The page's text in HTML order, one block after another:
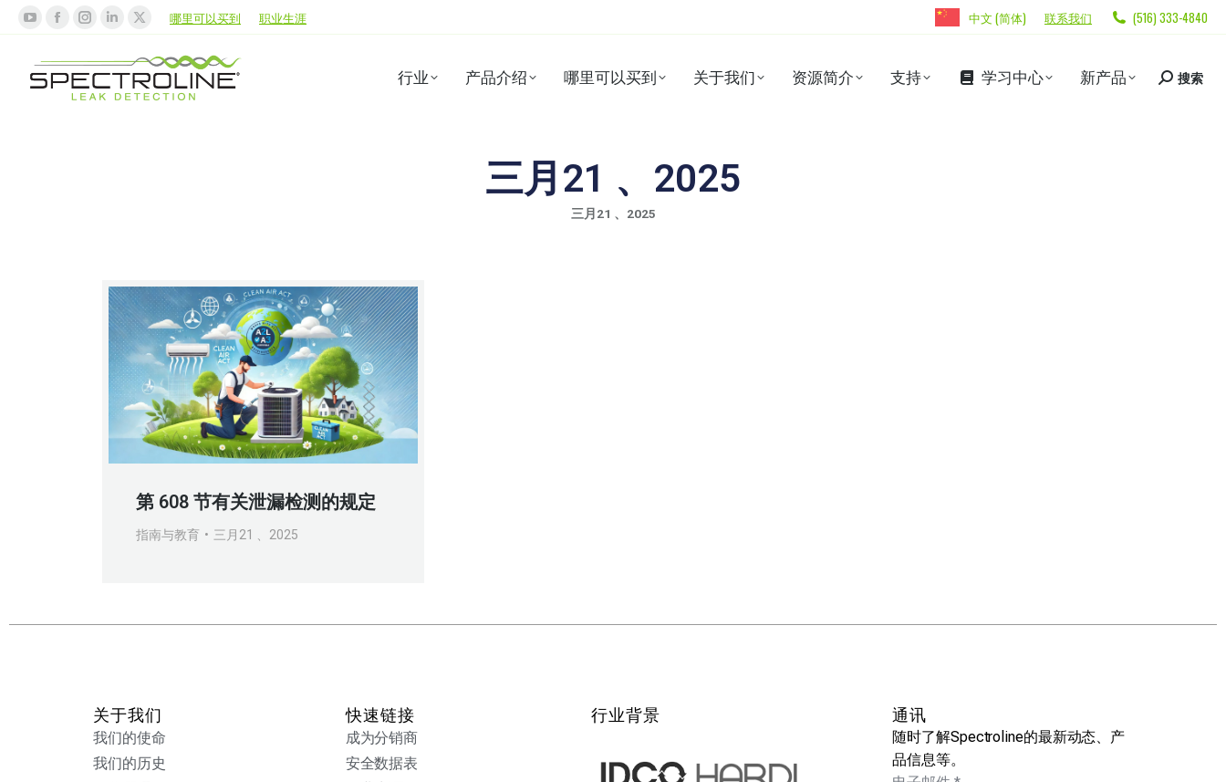
哪里可以买到 职业生涯 中文 (简体) 联系我们 (516) 333-4840
行业 产品介绍 哪里可以买到 关于我们 资源简介 支持 学习中心 新产品 搜索
三月21 、2025
三月21 、2025
第 608 节有关泄漏检测的规定
指南与教育 三月21 、2025
关于我们
我们的使命
我们的历史
快速链接
成为分销商
安全数据表
行业背景 通讯
随时了解Spectroline的最新动态、产
品信息等。